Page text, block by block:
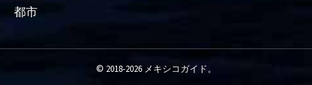
都市
© 2018-2026 メキシコガイド。